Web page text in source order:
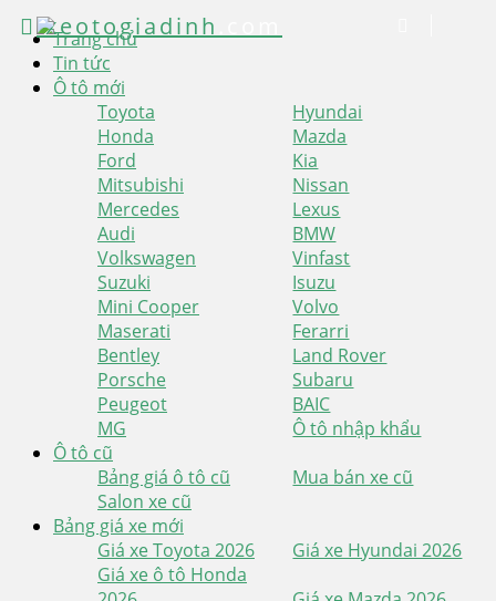
Trang chủ
Tin tức
Ô tô mới
Toyota
Hyundai
Honda
Mazda
Ford
Kia
Mitsubishi
Nissan
Mercedes
Lexus
Audi
BMW
Volkswagen
Vinfast
Suzuki
Isuzu
Mini Cooper
Volvo
Maserati
Ferarri
Bentley
Land Rover
Porsche
Subaru
Peugeot
BAIC
MG
Ô tô nhập khẩu
Ô tô cũ
Bảng giá ô tô cũ
Mua bán xe cũ
Salon xe cũ
Bảng giá xe mới
Giá xe Toyota 2026
Giá xe Hyundai 2026
Giá xe ô tô Honda
xeotogiadinh